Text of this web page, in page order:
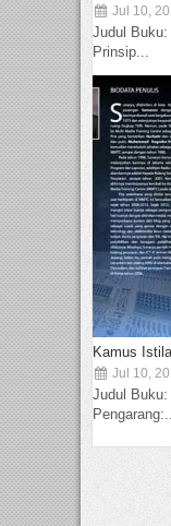
Jul 10,
Judul
Prinsip...
Kamus
Jul 10,
Judul Buku: